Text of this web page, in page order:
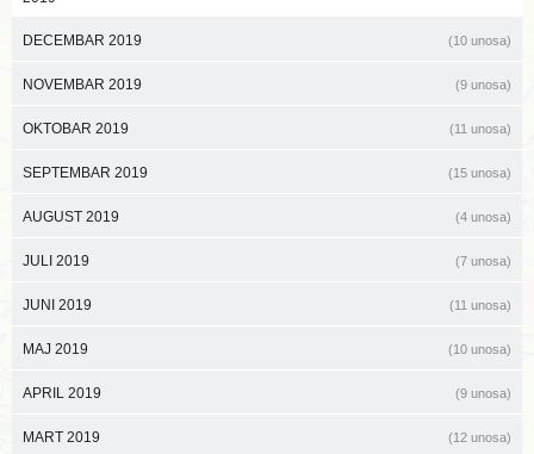
DECEMBAR 2019 (10 unosa)
NOVEMBAR 2019 (9 unosa)
OKTOBAR 2019 (11 unosa)
SEPTEMBAR 2019 (15 unosa)
AUGUST 2019 (4 unosa)
JULI 2019 (7 unosa)
JUNI 2019 (11 unosa)
MAJ 2019 (10 unosa)
APRIL 2019 (9 unosa)
MART 2019 (12 unosa)